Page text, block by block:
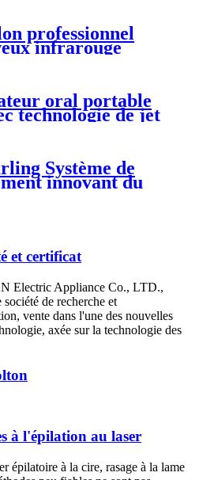
360S Wivel
professionnel
infrarouge
alternatif
sèche-cheveux
personnalisé
oral portable
technologie de jet
pression de
contrôle stable
Système de
innovant du
Use Professional
Iron
et certificat
Electric Appliance Co., LTD.,
de recherche et
vente dans l'une des nouvelles
axée sur la technologie des
à l'épilation au laser
épilatoire à la cire, rasage à la lame